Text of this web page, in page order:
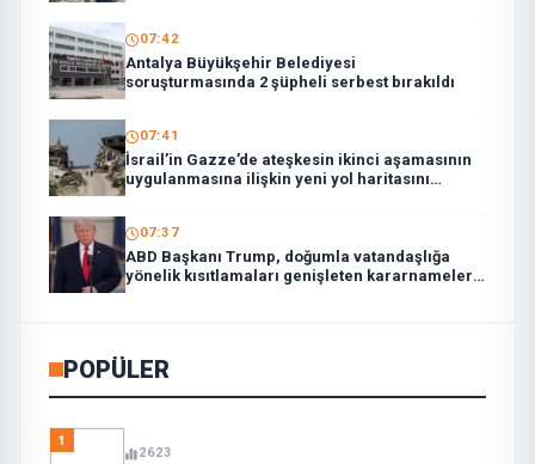
07:42
Antalya Büyükşehir Belediyesi
soruşturmasında 2 şüpheli serbest bırakıldı
07:41
İsrail’in Gazze’de ateşkesin ikinci aşamasının
uygulanmasına ilişkin yeni yol haritasını
07:37
ABD Başkanı Trump, doğumla vatandaşlığa
yönelik kısıtlamaları genişleten kararnameler
POPÜLER
1
2623